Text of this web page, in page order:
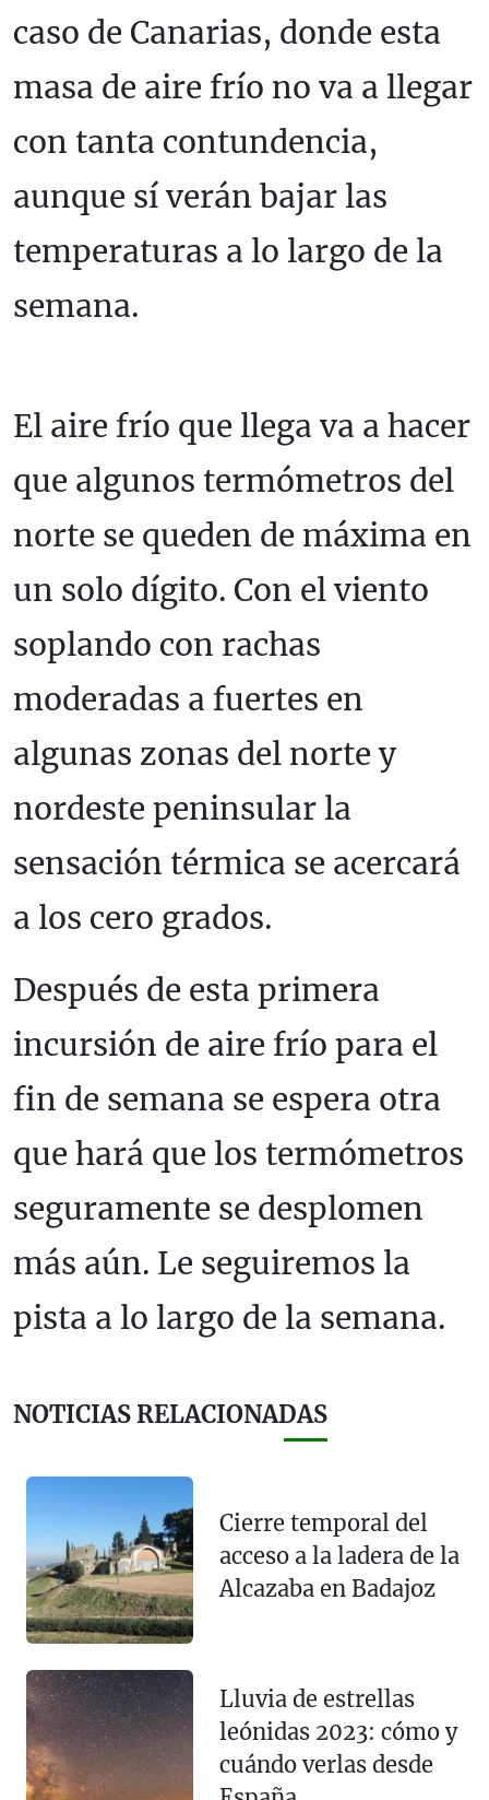
caso de Canarias, donde esta
masa de aire frío no va a llegar
con tanta contundencia,
aunque sí verán bajar las
temperaturas a lo largo de la
semana.
El aire frío que llega va a hacer
que algunos termómetros del
norte se queden de máxima en
un solo dígito. Con el viento
soplando con rachas
moderadas a fuertes en
algunas zonas del norte y
nordeste peninsular la
sensación térmica se acercará
a los cero grados.
Después de esta primera
incursión de aire frío para el
fin de semana se espera otra
que hará que los termómetros
seguramente se desplomen
más aún. Le seguiremos la
pista a lo largo de la semana.
NOTICIAS RELACIONADAS
Cierre temporal del
acceso a la ladera de la
Alcazaba en Badajoz
Lluvia de estrellas
leónidas 2023: cómo y
cuándo verlas desde